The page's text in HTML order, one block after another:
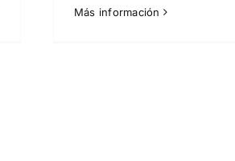
Más información